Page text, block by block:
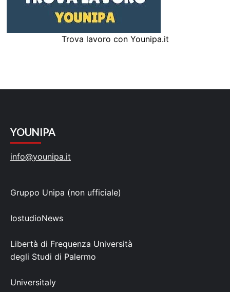
Trova lavoro con Younipa.it
YOUNIPA
info@younipa.it
Gruppo Unipa (non ufficiale)
IostudioNews
Libertà di Frequenza Università
degli Studi di Palermo
Universitaly